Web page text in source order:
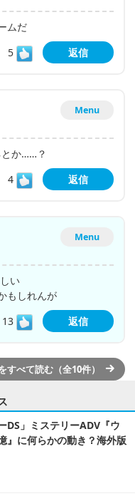
ムだ
5
返信
Menu
とか……？
4
返信
Menu
い
もしれんが
13
返信
すべて読む（全10件）
DS」ミステリーADV『ウ
』に何らかの動き？海外版